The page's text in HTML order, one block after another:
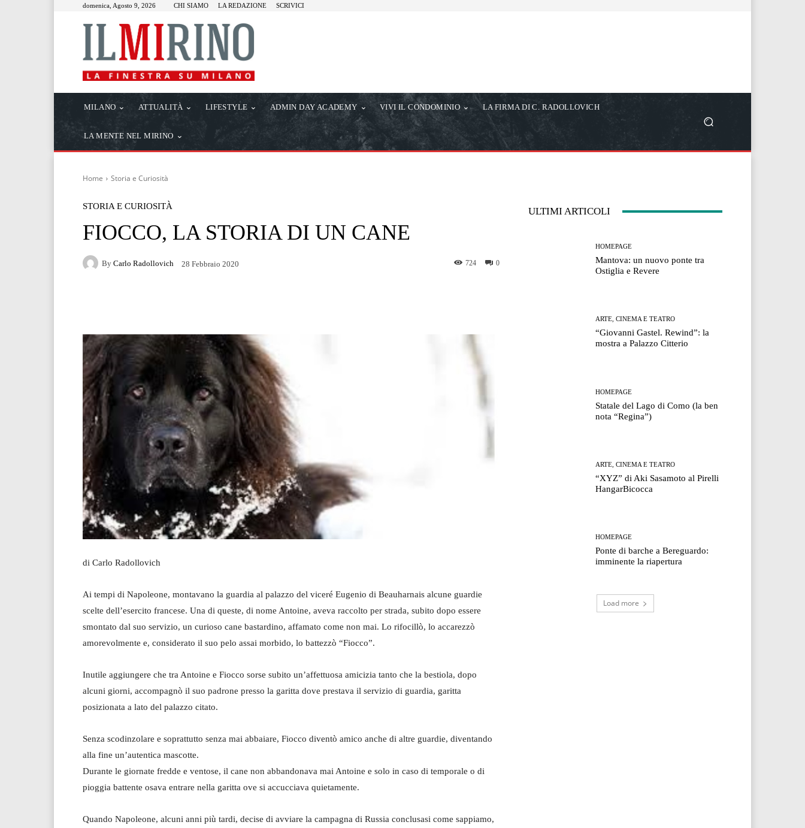
domenica, Agosto 9, 2026 CHI SIAMO LA REDAZIONE SCRIVICI
MILANO ATTUALITÀ LIFESTYLE ADMIN DAY ACADEMY VIVI IL CONDOMINIO LA FIRMA DI C. RADOLLOVICH
LA MENTE NEL MIRINO
Home Storia e Curiosità
STORIA E CURIOSITÀ
FIOCCO, LA STORIA DI UN CANE
By Carlo Radollovich 28 Febbraio 2020 0
724
di Carlo Radollovich
Ai tempi di Napoleone, montavano la guardia al palazzo del viceré Eugenio di Beauharnais alcune guardie
scelte dell’esercito francese. Una di queste, di nome Antoine, aveva raccolto per strada, subito dopo essere
smontato dal suo servizio, un curioso cane bastardino, affamato come non mai. Lo rifocillò, lo accarezzò
amorevolmente e, considerato il suo pelo assai morbido, lo battezzò “Fiocco”.
Inutile aggiungere che tra Antoine e Fiocco sorse subito un’affettuosa amicizia tanto che la bestiola, dopo
alcuni giorni, accompagnò il suo padrone presso la garitta dove prestava il servizio di guardia, garitta
posizionata a lato del palazzo citato.
Senza scodinzolare e soprattutto senza mai abbaiare, Fiocco diventò amico anche di altre guardie, diventando
alla fine un’autentica mascotte.
Durante le giornate fredde e ventose, il cane non abbandonava mai Antoine e solo in caso di temporale o di
pioggia battente osava entrare nella garitta ove si accucciava quietamente.
Quando Napoleone, alcuni anni più tardi, decise di avviare la campagna di Russia conclusasi come sappiamo,
ULTIMI ARTICOLI
HOMEPAGE
Mantova: un nuovo ponte tra
Ostiglia e Revere
ARTE, CINEMA E TEATRO
“Giovanni Gastel. Rewind”: la
mostra a Palazzo Citterio
HOMEPAGE
Statale del Lago di Como (la ben
nota “Regina”)
ARTE, CINEMA E TEATRO
“XYZ” di Aki Sasamoto al Pirelli
HangarBicocca
HOMEPAGE
Ponte di barche a Bereguardo:
imminente la riapertura
Load more